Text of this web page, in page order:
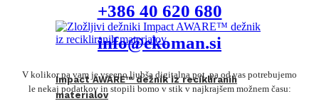
Impact AWARE™ dežnik iz recikliranih
materialov
+386 40 620 680
info@ekoman.si
V kolikor pa vam je vseeno ljubša digitalna pot, pa od vas potrebujemo
le nekaj podatkov in stopili bomo v stik v najkrajšem možnem času: